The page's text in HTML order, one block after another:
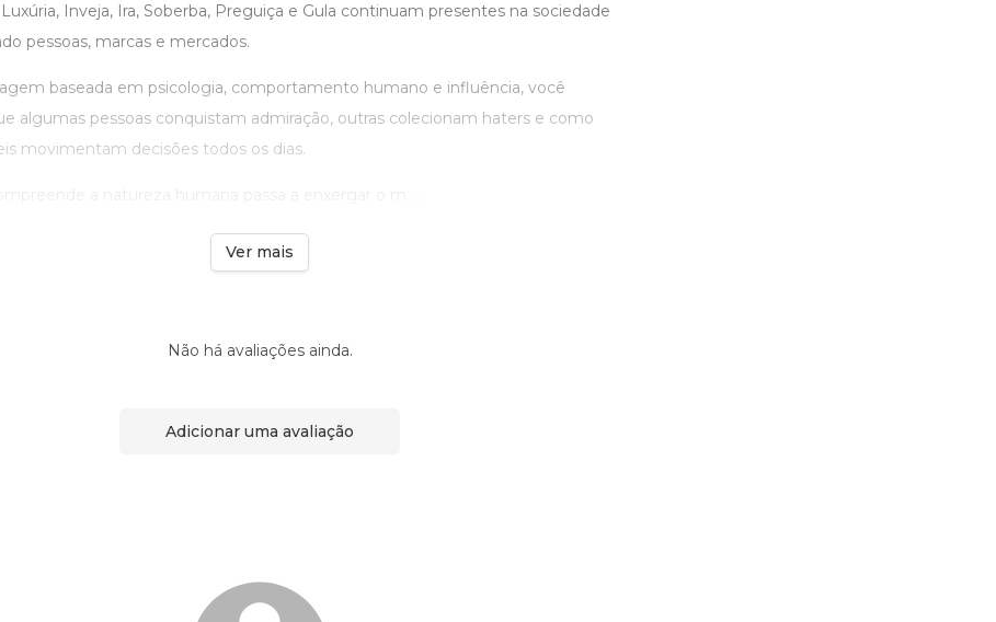
Inveja, Ira, Soberba, Preguiça e Gula continuam presentes na sociedade
pessoas, marcas e mercados.
baseada em psicologia, comportamento humano e influência, você
algumas pessoas conquistam admiração, outras colecionam haters e como
movimentam decisões todos os dias.
Ver mais
Não há avaliações ainda.
Adicionar uma avaliação